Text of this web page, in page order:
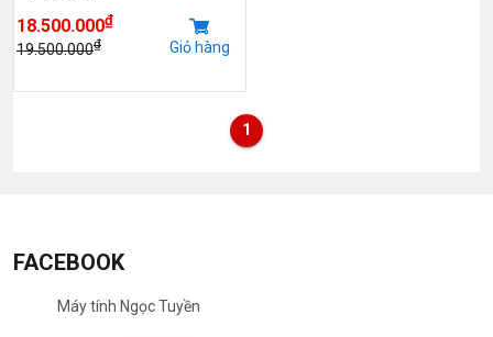
18.500.000₫
19.500.000₫ Giỏ hàng
1
FACEBOOK
Máy tính Ngọc Tuyền